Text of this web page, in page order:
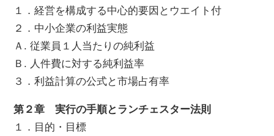
１．経営を構成する中心的要因とウエイト付
２．中小企業の利益実態
Ａ. 従業員１人当たりの純利益
Ｂ. 人件費に対する純利益率
３．利益計算の公式と市場占有率
第２章 実行の手順とランチェスター法則
１．目的・目標